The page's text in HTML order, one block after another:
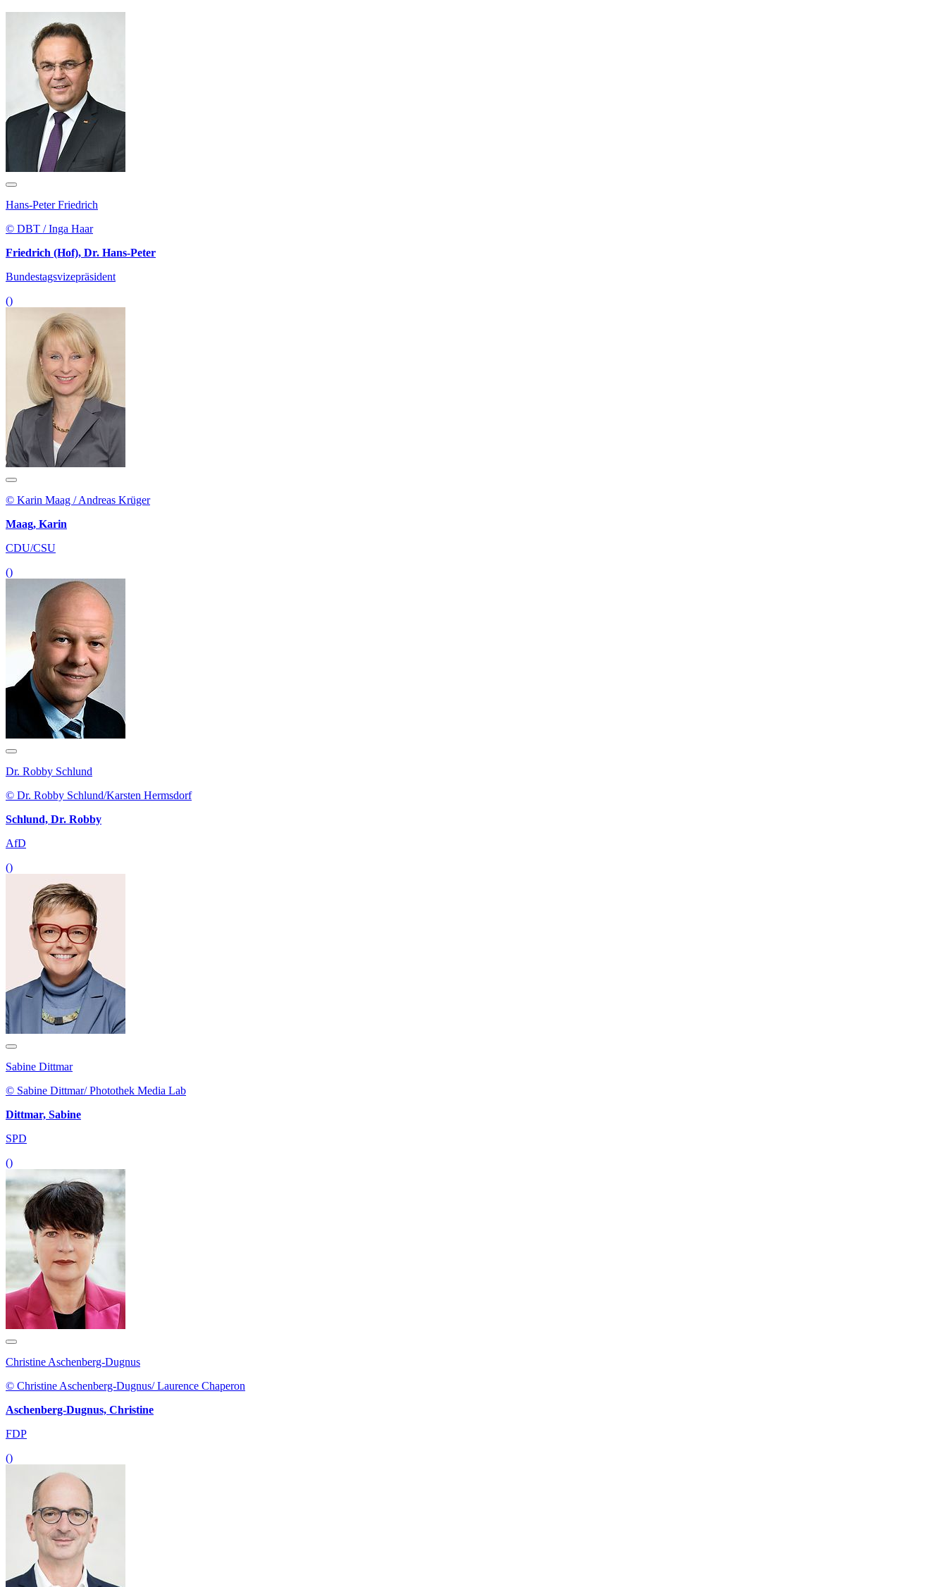
Hans-Peter Friedrich
© DBT / Inga Haar
Friedrich (Hof), Dr. Hans-Peter
Bundestagsvizepräsident
()
© Karin Maag / Andreas Krüger
Maag, Karin
CDU/CSU
()
Dr. Robby Schlund
© Dr. Robby Schlund/Karsten Hermsdorf
Schlund, Dr. Robby
AfD
()
Sabine Dittmar
© Sabine Dittmar/ Photothek Media Lab
Dittmar, Sabine
SPD
()
Christine Aschenberg-Dugnus
© Christine Aschenberg-Dugnus/ Laurence Chaperon
Aschenberg-Dugnus, Christine
FDP
()